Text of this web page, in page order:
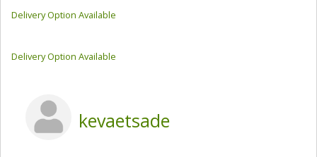
Delivery Option Available
Delivery Option Available
kevaetsade